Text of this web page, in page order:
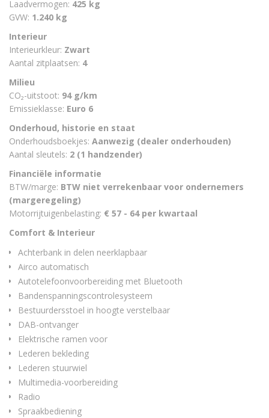
Laadvermogen: 425 kg
GVW: 1.240 kg
Interieur
Interieurkleur: Zwart
Aantal zitplaatsen: 4
Milieu
CO₂-uitstoot: 94 g/km
Emissieklasse: Euro 6
Onderhoud, historie en staat
Onderhoudsboekjes: Aanwezig (dealer onderhouden)
Aantal sleutels: 2 (1 handzender)
Financiële informatie
BTW/marge: BTW niet verrekenbaar voor ondernemers
(margeregeling)
Motorrijtuigenbelasting: € 57 - 64 per kwartaal
Comfort & Interieur
Achterbank in delen neerklapbaar
Airco automatisch
Autotelefoonvoorbereiding met Bluetooth
Bandenspanningscontrolesysteem
Bestuurdersstoel in hoogte verstelbaar
DAB-ontvanger
Elektrische ramen voor
Lederen bekleding
Lederen stuurwiel
Multimedia-voorbereiding
Radio
Spraakbediening